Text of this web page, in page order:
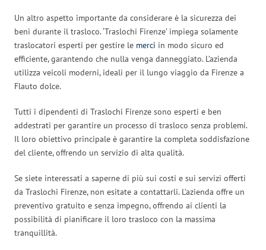
Un altro aspetto importante da considerare è la sicurezza dei
beni durante il trasloco. ‘Traslochi Firenze’ impiega solamente
traslocatori esperti per gestire le merci in modo sicuro ed
efficiente, garantendo che nulla venga danneggiato. L’azienda
utilizza veicoli moderni, ideali per il lungo viaggio da Firenze a
Flauto dolce.
Tutti i dipendenti di Traslochi Firenze sono esperti e ben
addestrati per garantire un processo di trasloco senza problemi.
Il loro obiettivo principale è garantire la completa soddisfazione
del cliente, offrendo un servizio di alta qualità.
Se siete interessati a saperne di più sui costi e sui servizi offerti
da Traslochi Firenze, non esitate a contattarli. L’azienda offre un
preventivo gratuito e senza impegno, offrendo ai clienti la
possibilità di pianificare il loro trasloco con la massima
tranquillità.